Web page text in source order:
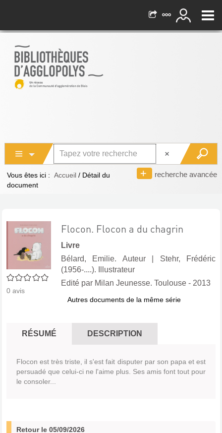
recherche avancée
Vous êtes ici : Accueil / Détail du
document
0/5
0 avis
Flocon. Flocon a du chagrin
Livre
Bélard, Emilie. Auteur| Stehr, Frédéric
(1956-....). Illustrateur
Edité par Milan Jeunesse. Toulouse - 2013
Autres documents de la même série
RÉSUMÉ DESCRIPTION
Flocon est très triste, il s'est fait disputer par son papa et est
persuadé que celui-ci ne l'aime plus. Ses amis font tout pour
le consoler...
Retour le 05/09/2026